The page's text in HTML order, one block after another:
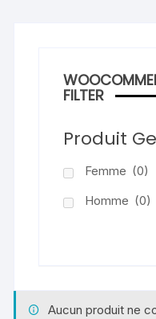
Aucun produit ne
FILTER
Produit
Femme (0)
Homme (0)